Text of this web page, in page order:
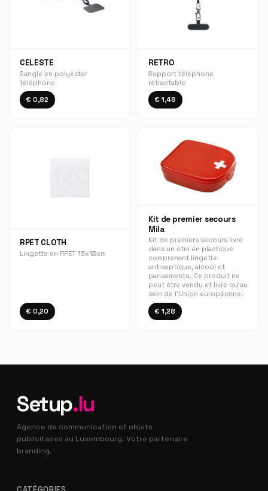
CELESTE
Sangle en polyester
téléphone
€ 0,82
RETRO
Support téléphone
rétractable
€ 1,48
RPET CLOTH
Lingette en RPET 13x13cm
€ 0,20
Kit de premier secours
Mila
Kit de premiers secours livré
dans un étui en plastique
comprenant lingette
antiseptique, alcool et
pansements. Ce produit ne
peut être vendu et livré qu'au
sein de l'Union européenne.
€ 1,28
Setup.lu
Agence de communication et objets
publicitaires au Luxembourg. Votre partenaire
branding.